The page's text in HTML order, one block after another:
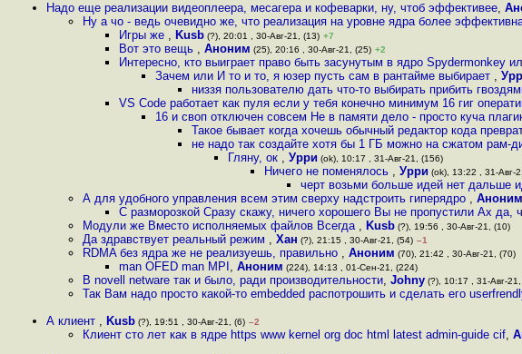
Надо еще реализации видеоплеера, месагера и кофеварки, ну, чтоб эффективее,
Ну а чо - ведь очевидно же, что реализация на уровне ядра более
Игры же , Kusb (?), 20:01 , 30-Авг-21, (13) +7
Вот это вещь , Аноним (25), 20:16 , 30-Авг-21, (25) +2
Интересно, кто выиграет право быть засунутым в ядро Spydermonkey
Зачем или И то и то, я юзер пусть сам в рантайме выбирает ,
низзя пользователю дать что-то выбирать прибить
VS Code работает как пуля если у тебя конечно минимум 16 гиг
16 и своп отключен совсем Не в памяти дело - просто куча
Такое бывает когда хочешь обычный редактор кода
не надо так создайте хотя бы 1 ГБ можно на сжатом рам-
Гляну, ок , Урри (ok), 10:17 , 31-Авг-21, (156)
Ничего не поменялось , Урри (ok), 13:22 , 31-Авг-
черт возьми больше идей нет дальше
А для удобного управления всем этим сверху надстроить гиперядро ,
С разморозкой Сразу скажу, ничего хорошего Вы не пропустили Ах да,
Модули же Вместо исполняемых файлов Всегда , Kusb (?), 19:56 , 30-Авг-21, (10)
Да здравствует реальный режим , Хан (?), 21:15 , 30-Авг-21, (54) –1
RDMA без ядра же не реализуешь, правильно , Аноним (70), 21:42 , 30-Авг-21, (70)
man OFED man MPI , Аноним (224), 14:13 , 01-Сен-21, (224)
В novell netware так и было, ради производительности, Johny (?), 10:17 , 31-Авг-
Так Вам надо просто какой-то embedded распотрошить и сделать его
А клиент , Kusb (?), 19:51 , 30-Авг-21, (6) –2
Клиент сто лет как в ядре https www kernel org doc html latest admin-guide cif,